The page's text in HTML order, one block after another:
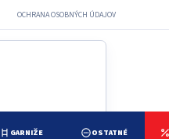
OCHRANA OSOBNÝCH ÚDAJOV
GARNIŽE OSTATNÉ